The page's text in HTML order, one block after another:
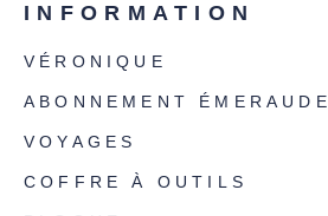
INFORMATION
VÉRONIQUE
ABONNEMENT ÉMERAUDE
VOYAGES
COFFRE À OUTILS